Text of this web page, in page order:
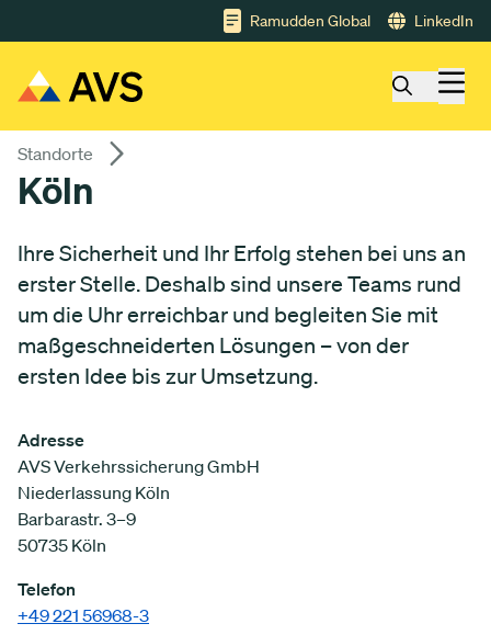
Ramudden Global LinkedIn
Standorte
Köln
Ihre Sicherheit und Ihr Erfolg stehen bei uns an
erster Stelle. Deshalb sind unsere Teams rund
um die Uhr erreichbar und begleiten Sie mit
maßgeschneiderten Lösungen – von der
ersten Idee bis zur Umsetzung.
Adresse
AVS Verkehrssicherung GmbH
Niederlassung Köln
Barbarastr. 3–9
50735 Köln
Telefon
+49 221 56968-3